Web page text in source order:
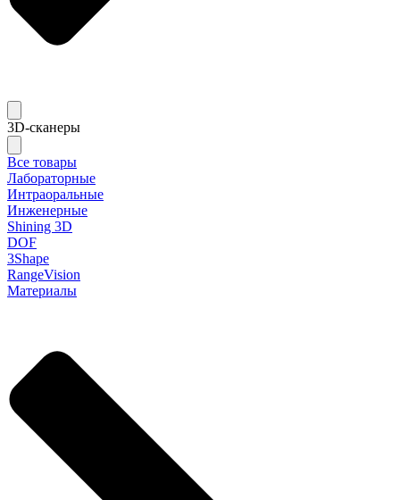
3D-сканеры
Все товары
Лабораторные
Интраоральные
Инженерные
Shining 3D
DOF
3Shape
RangeVision
Материалы